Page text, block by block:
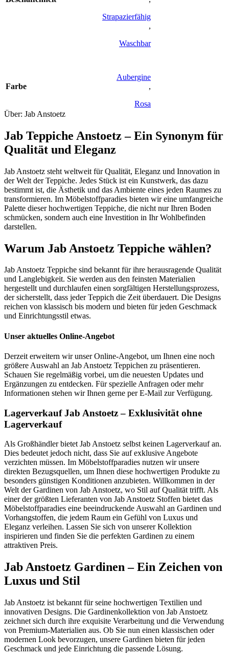
Strapazierfähig
,
Waschbar
Farbe
Aubergine
,
Rosa
Über: Jab Anstoetz
Jab Teppiche Anstoetz – Ein Synonym für
Qualität und Eleganz
Jab Anstoetz steht weltweit für Qualität, Eleganz und Innovation in
der Welt der Teppiche. Jedes Stück ist ein Kunstwerk, das dazu
bestimmt ist, die Ästhetik und das Ambiente eines jeden Raumes zu
transformieren. Im Möbelstoffparadies bieten wir eine umfangreiche
Palette dieser hochwertigen Teppiche, die nicht nur Ihren Boden
schmücken, sondern auch eine Investition in Ihr Wohlbefinden
darstellen.
Warum Jab Anstoetz Teppiche wählen?
Jab Anstoetz Teppiche sind bekannt für ihre herausragende Qualität
und Langlebigkeit. Sie werden aus den feinsten Materialien
hergestellt und durchlaufen einen sorgfältigen Herstellungsprozess,
der sicherstellt, dass jeder Teppich die Zeit überdauert. Die Designs
reichen von klassisch bis modern und bieten für jeden Geschmack
und Einrichtungsstil etwas.
Unser aktuelles Online-Angebot
Derzeit erweitern wir unser Online-Angebot, um Ihnen eine noch
größere Auswahl an Jab Anstoetz Teppichen zu präsentieren.
Schauen Sie regelmäßig vorbei, um die neuesten Updates und
Ergänzungen zu entdecken. Für spezielle Anfragen oder mehr
Informationen stehen wir Ihnen gerne per E-Mail zur Verfügung.
Lagerverkauf Jab Anstoetz – Exklusivität ohne
Lagerverkauf
Als Großhändler bietet Jab Anstoetz selbst keinen Lagerverkauf an.
Dies bedeutet jedoch nicht, dass Sie auf exklusive Angebote
verzichten müssen. Im Möbelstoffparadies nutzen wir unsere
direkten Bezugsquellen, um Ihnen diese hochwertigen Produkte zu
besonders günstigen Konditionen anzubieten. Willkommen in der
Welt der Gardinen von Jab Anstoetz, wo Stil auf Qualität trifft. Als
einer der größten Lieferanten von Jab Anstoetz Stoffen bietet das
Möbelstoffparadies eine beeindruckende Auswahl an Gardinen und
Vorhangstoffen, die jedem Raum ein Gefühl von Luxus und
Eleganz verleihen. Lassen Sie sich von unserer Kollektion
inspirieren und finden Sie die perfekten Gardinen zu einem
attraktiven Preis.
Jab Anstoetz Gardinen – Ein Zeichen von
Luxus und Stil
Jab Anstoetz ist bekannt für seine hochwertigen Textilien und
innovativen Designs. Die Gardinenkollektion von Jab Anstoetz
zeichnet sich durch ihre exquisite Verarbeitung und die Verwendung
von Premium-Materialien aus. Ob Sie nun einen klassischen oder
modernen Look bevorzugen, unsere Gardinen bieten für jeden
Geschmack und jede Einrichtung die passende Lösung.